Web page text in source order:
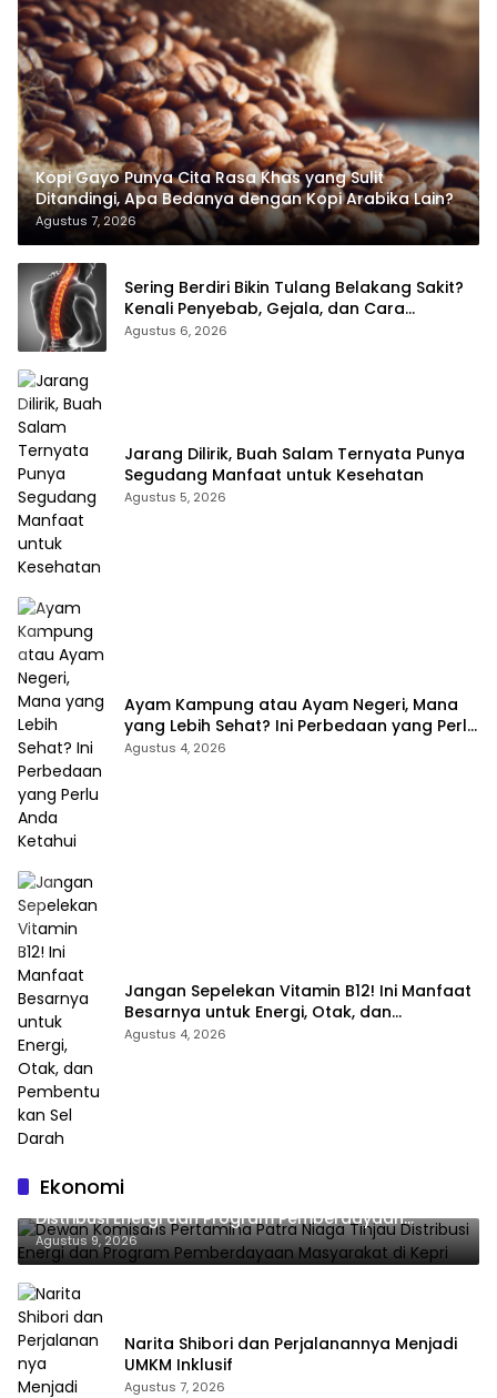
Kopi Gayo Punya Cita Rasa Khas yang Sulit
Ditandingi, Apa Bedanya dengan Kopi Arabika Lain?
Agustus 7, 2026
Sering Berdiri Bikin Tulang Belakang Sakit?
Kenali Penyebab, Gejala, dan Cara
Mengatasinya
Agustus 6, 2026
Jarang Dilirik, Buah Salam Ternyata Punya
Segudang Manfaat untuk Kesehatan
Agustus 5, 2026
Ayam Kampung atau Ayam Negeri, Mana
yang Lebih Sehat? Ini Perbedaan yang Perlu
Anda Ketahui
Agustus 4, 2026
Jangan Sepelekan Vitamin B12! Ini Manfaat
Besarnya untuk Energi, Otak, dan
Pembentukan Sel Darah
Agustus 4, 2026
Ekonomi
Dewan Komisaris Pertamina Patra Niaga Tinjau
Distribusi Energi dan Program Pemberdayaan
Masyarakat di Kepri
Agustus 9, 2026
Narita Shibori dan Perjalanannya Menjadi
UMKM Inklusif
Agustus 7, 2026